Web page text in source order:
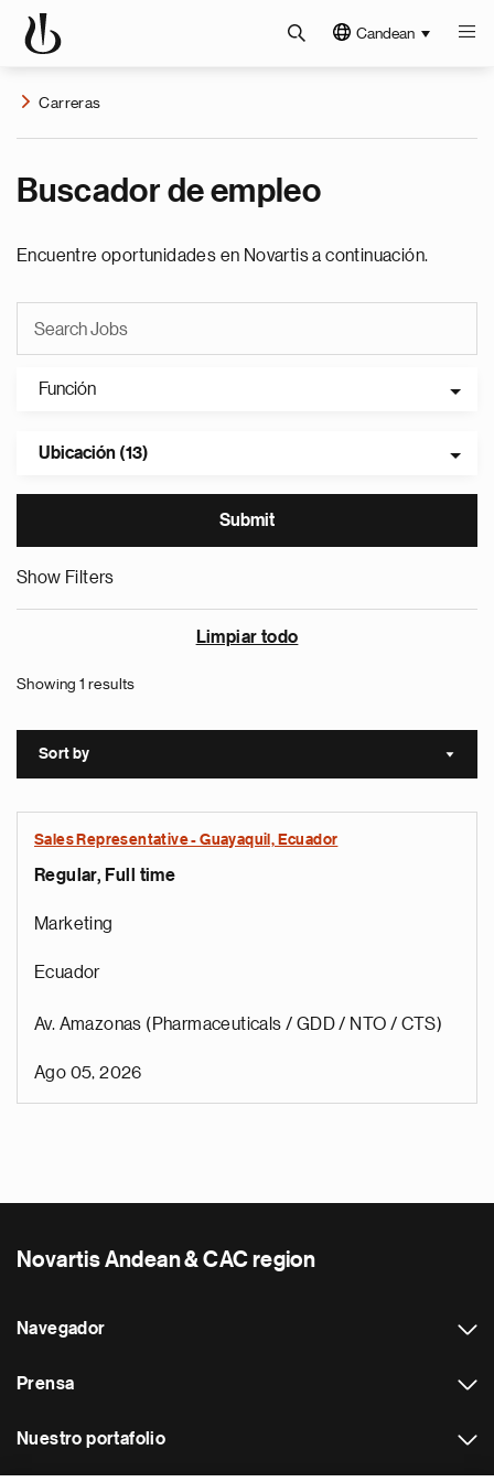
Candean
Carreras
Buscador de empleo
Encuentre oportunidades en Novartis a continuación.
Función
Ubicación (13)
Show Filters
Limpiar todo
Showing 1 results
Sort by Sort
Sales Representative - Guayaquil, Ecuador
Regular, Full time
Marketing
Ecuador
Av. Amazonas (Pharmaceuticals / GDD / NTO / CTS)
Ago 05, 2026
Novartis Andean & CAC region
Navegador
Prensa
Nuestro portafolio